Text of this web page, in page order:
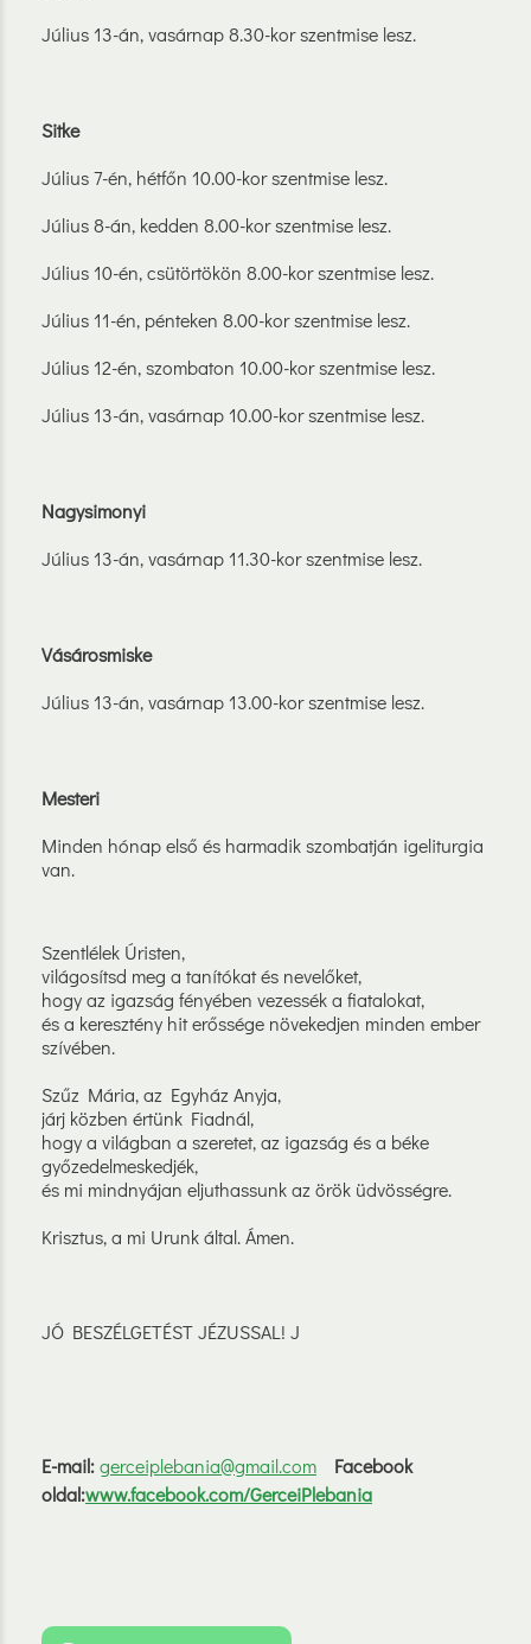
Július 13-án, vasárnap 8.30-kor szentmise lesz.
Sitke
Július 7-én, hétfőn 10.00-kor szentmise lesz.
Július 8-án, kedden 8.00-kor szentmise lesz.
Július 10-én, csütörtökön 8.00-kor szentmise lesz.
Július 11-én, pénteken 8.00-kor szentmise lesz.
Július 12-én, szombaton 10.00-kor szentmise lesz.
Július 13-án, vasárnap 10.00-kor szentmise lesz.
Nagysimonyi
Július 13-án, vasárnap 11.30-kor szentmise lesz.
Vásárosmiske
Július 13-án, vasárnap 13.00-kor szentmise lesz.
Mesteri
Minden hónap első és harmadik szombatján igeliturgia
van.
Szentlélek Úristen,
világosítsd meg a tanítókat és nevelőket,
hogy az igazság fényében vezessék a fiatalokat,
és a keresztény hit erőssége növekedjen minden ember
szívében.
Szűz Mária, az Egyház Anyja,
járj közben értünk Fiadnál,
hogy a világban a szeretet, az igazság és a béke
győzedelmeskedjék,
és mi mindnyájan eljuthassunk az örök üdvösségre.
Krisztus, a mi Urunk által. Ámen.
JÓ BESZÉLGETÉST JÉZUSSAL! J
E-mail:gerceiplebania@gmail.com Facebook
oldal:www.facebook.com/GerceiPlebania